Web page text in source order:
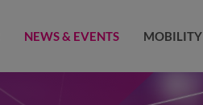
NEWS & EVENTS MOBILITY